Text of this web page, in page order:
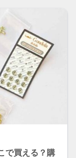
で買える？購